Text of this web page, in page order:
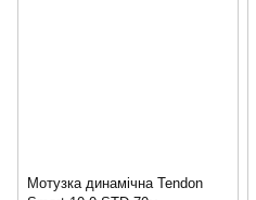
Мотузка динамічна Tendon